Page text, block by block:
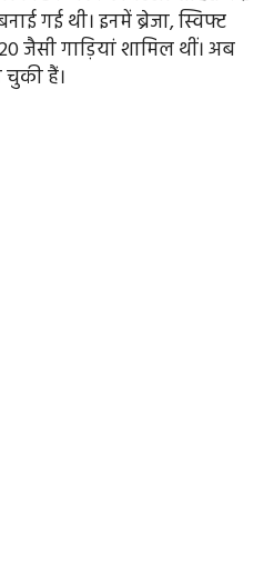
गई थी। इनमें ब्रेजा, स्विफ्ट
जैसी गाड़ियां शामिल थीं। अब
हैं।